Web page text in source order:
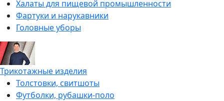
Халаты для пищевой промышленности
Фартуки и нарукавники
Головные уборы
Трикотажные изделия
Толстовки, свитшоты
Футболки, рубашки-поло